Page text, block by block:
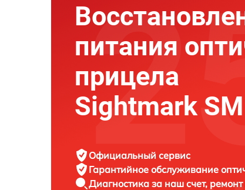
питания
прицела
Sightmark
Официальный сервис
Гарантийное обслуживание
Диагностика за наш счет,